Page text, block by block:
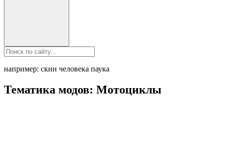
например: скин человека паука
Тематика модов: Мотоциклы